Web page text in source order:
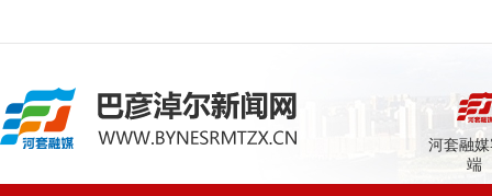
河套融
端